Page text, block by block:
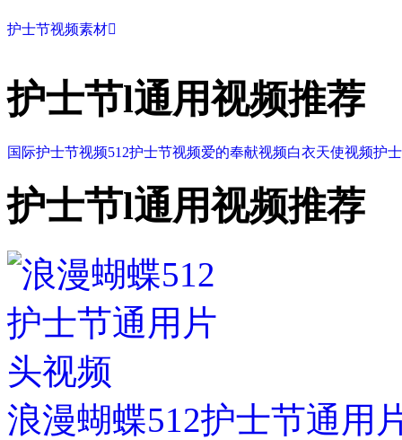
护士节视频素材
护士节l通用视频推荐
国际护士节视频512护士节视频爱的奉献视频白衣天使视频护
护士节l通用视频推荐
浪漫蝴蝶512护士节通用